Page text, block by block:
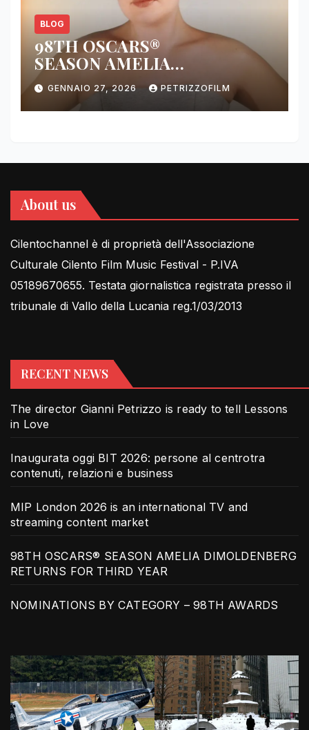
BLOG
98TH OSCARS®
SEASON AMELIA
DIMOLDENBERG RETURNS
FOR THIRD YEAR
GENNAIO 27, 2026 PETRIZZOFILM
About us
Cilentochannel è di proprietà dell'Associazione
Culturale Cilento Film Music Festival - P.IVA
05189670655. Testata giornalistica registrata presso il
tribunale di Vallo della Lucania reg.1/03/2013
RECENT NEWS
The director Gianni Petrizzo is ready to tell Lessons
in Love
Inaugurata oggi BIT 2026: persone al centrotra
contenuti, relazioni e business
MIP London 2026 is an international TV and
streaming content market
98TH OSCARS® SEASON AMELIA DIMOLDENBERG
RETURNS FOR THIRD YEAR
NOMINATIONS BY CATEGORY – 98TH AWARDS